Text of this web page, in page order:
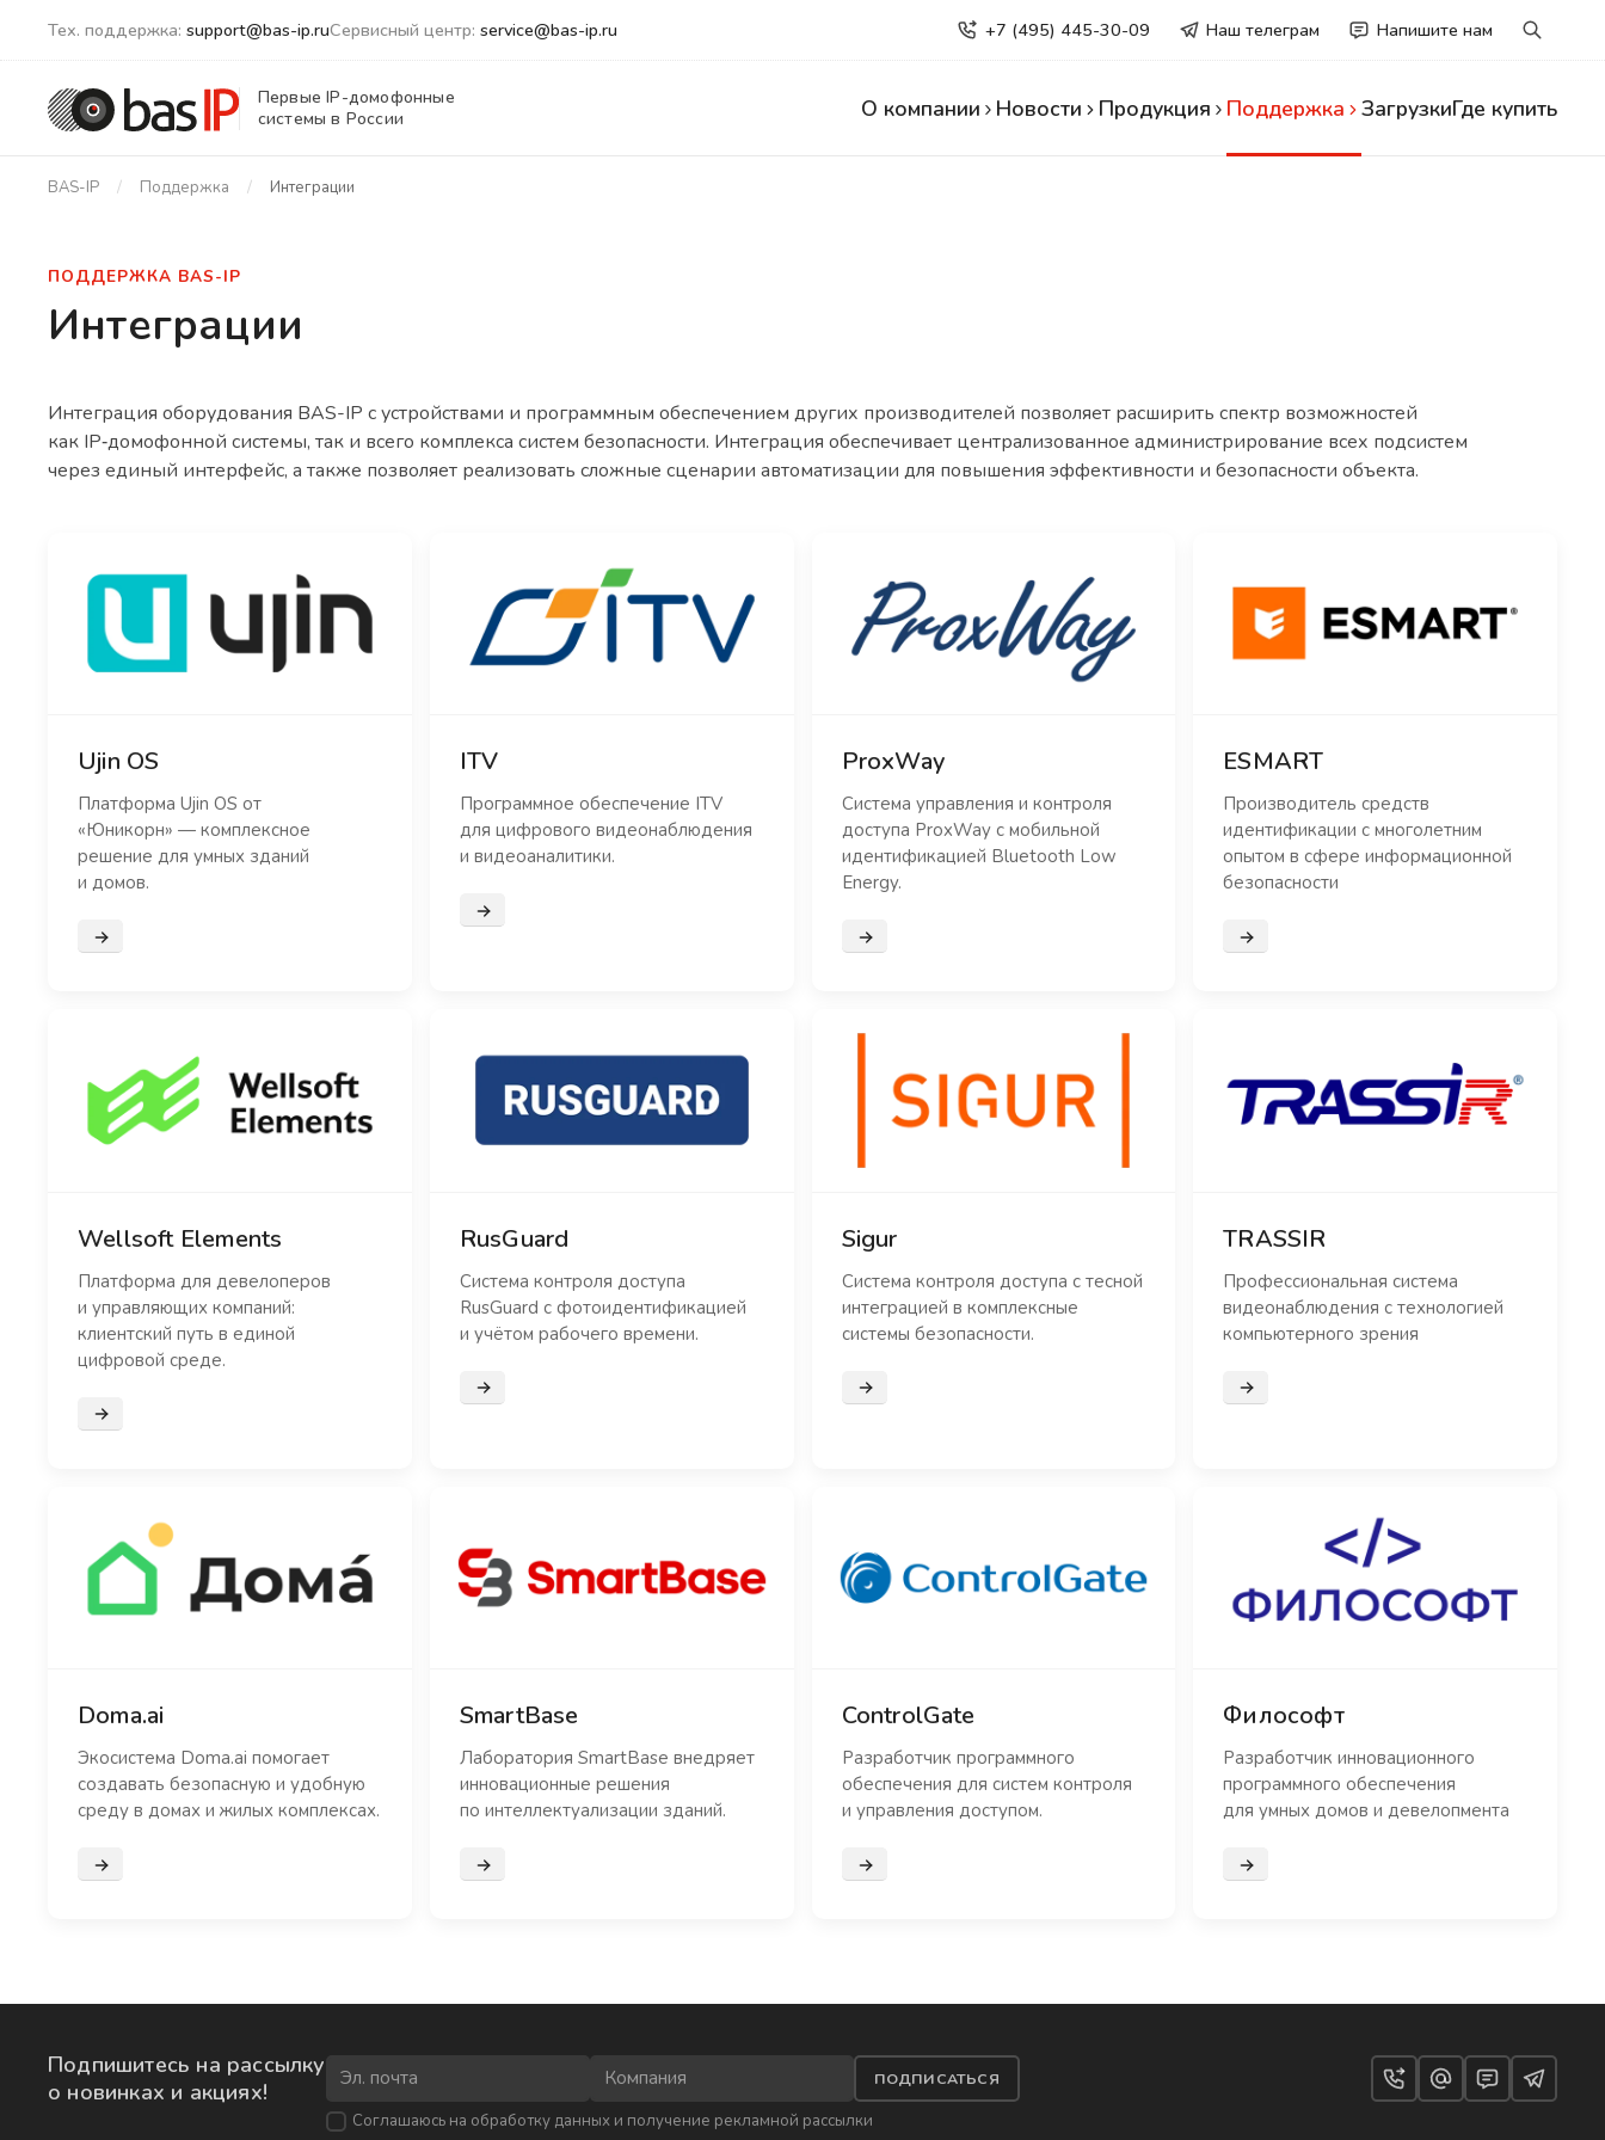
Тех. поддержка: support@bas-ip.ruСервисный центр: service@bas-ip.ru +7 (495) 445-30-09 Наш телеграм Напишите нам
Первые IP-домофонные
системы в России
О компании Новости Продукция Поддержка ЗагрузкиГде купить
BAS-IP Поддержка Интеграции
ПОДДЕРЖКА BAS-IP
Интеграции
Интеграция оборудования BAS-IP с устройствами и программным обеспечением других производителей позволяет расширить спектр возможностей
как IP‑домофонной системы, так и всего комплекса систем безопасности. Интеграция обеспечивает централизованное администрирование всех подсистем
через единый интерфейс, а также позволяет реализовать сложные сценарии автоматизации для повышения эффективности и безопасности объекта.
Ujin OS
Платформа Ujin OS от
«Юникорн» — комплексное
решение для умных зданий
и домов.
Подробнее
ITV
Программное обеспечение ITV
для цифрового видеонаблюдения
и видеоаналитики.
Подробнее
ProxWay
Система управления и контроля
доступа ProxWay с мобильной
идентификацией Bluetooth Low
Energy.
Подробнее
ESMART
Производитель средств
идентификации с многолетним
опытом в сфере информационной
безопасности
Подробнее
Wellsoft Elements
Платформа для девелоперов
и управляющих компаний:
клиентский путь в единой
цифровой среде.
Подробнее
RusGuard
Система контроля доступа
RusGuard с фотоидентификацией
и учётом рабочего времени.
Подробнее
Sigur
Система контроля доступа с тесной
интеграцией в комплексные
системы безопасности.
Подробнее
TRASSIR
Профессиональная система
видеонаблюдения с технологией
компьютерного зрения
Подробнее
Doma.ai
Экосистема Doma.ai помогает
создавать безопасную и удобную
среду в домах и жилых комплексах.
Подробнее
SmartBase
Лаборатория SmartBase внедряет
инновационные решения
по интеллектуализации зданий.
Подробнее
ControlGate
Разработчик программного
обеспечения для систем контроля
и управления доступом.
Подробнее
Философт
Разработчик инновационного
программного обеспечения
для умных домов и девелопмента
Подробнее
Подпишитесь на рассылку
о новинках и акциях!
ПОДПИСАТЬСЯ
Соглашаюсь на обработку данныхи получение рекламной рассылки